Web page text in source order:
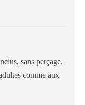
sans perçage.
comme aux